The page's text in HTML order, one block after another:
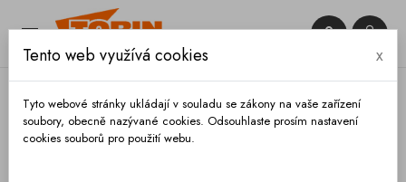
 

Tento web využívá cookies x
Tyto webové stránky ukládají v souladu se zákony na vaše zařízení
soubory, obecně nazývané cookies. Odsouhlaste prosím nastavení
cookies souborů pro použití webu.